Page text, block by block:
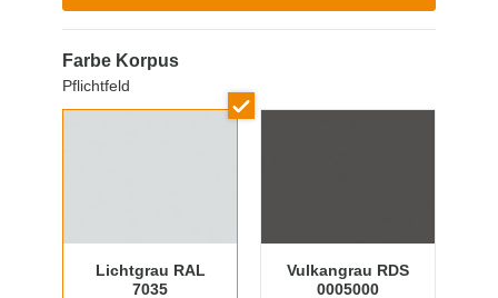
Farbe Korpus
Pflichtfeld
Lichtgrau RAL
7035
Vulkangrau RDS
0005000